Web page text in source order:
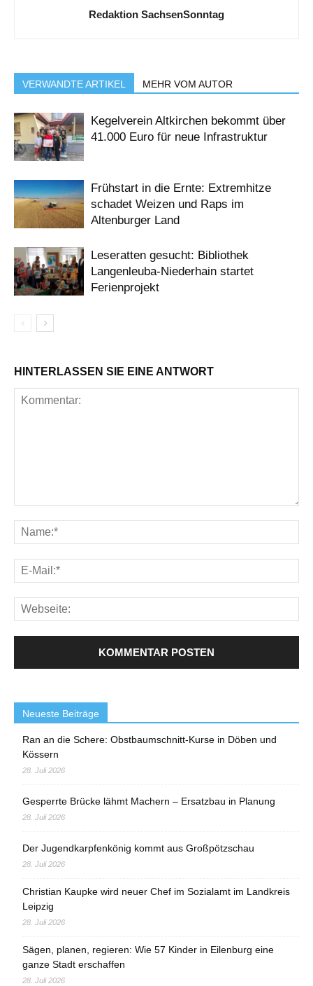
Redaktion SachsenSonntag
VERWANDTE ARTIKEL MEHR VOM AUTOR
Kegelverein Altkirchen bekommt über
41.000 Euro für neue Infrastruktur
Frühstart in die Ernte: Extremhitze
schadet Weizen und Raps im
Altenburger Land
Leseratten gesucht: Bibliothek
Langenleuba-Niederhain startet
Ferienprojekt
HINTERLASSEN SIE EINE ANTWORT
Neueste Beiträge
Ran an die Schere: Obstbaumschnitt-Kurse in Döben und
Kössern
28. Juli 2026
Gesperrte Brücke lähmt Machern – Ersatzbau in Planung
28. Juli 2026
Der Jugendkarpfenkönig kommt aus Großpötzschau
28. Juli 2026
Christian Kaupke wird neuer Chef im Sozialamt im Landkreis
Leipzig
28. Juli 2026
Sägen, planen, regieren: Wie 57 Kinder in Eilenburg eine
ganze Stadt erschaffen
28. Juli 2026